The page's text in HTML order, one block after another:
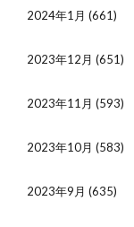
2024年1月 (661)
2023年12月 (651)
2023年11月 (593)
2023年10月 (583)
2023年9月 (635)